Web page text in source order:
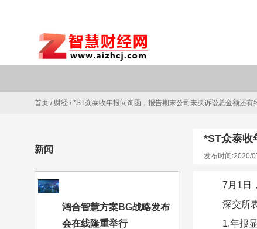
首页 / 财经 /*ST众泰收年报问询函，报告期末公司未决诉讼总金额还
新闻
鸿合智慧方案BG战略发布
会在线隆重举行
*ST众泰收
发布时间:2020/
7月1日
深交所
1.年报